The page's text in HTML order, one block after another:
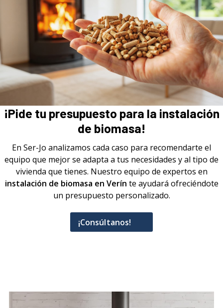
¡Pide tu presupuesto para la instalación
de biomasa!
En Ser-Jo analizamos cada caso para recomendarte el
equipo que mejor se adapta a tus necesidades y al tipo de
vivienda que tienes. Nuestro equipo de expertos en
instalación de biomasa en Verín te ayudará ofreciéndote
un presupuesto personalizado.
¡Consúltanos!